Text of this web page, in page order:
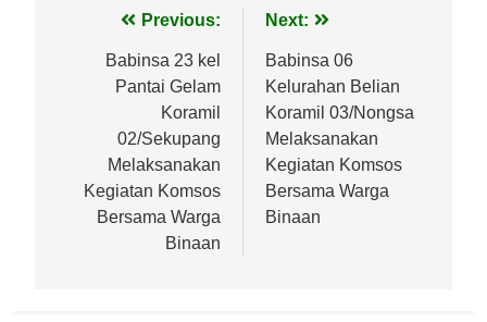
NavigasiPrevious:
Babinsa 23 kel
Pantai Gelam
Koramil
02/Sekupang
Melaksanakan
Kegiatan Komsos
Bersama Warga
Binaan
Next:
Babinsa 06
Kelurahan Belian
Koramil 03/Nongsa
Melaksanakan
Kegiatan Komsos
Bersama Warga
Binaan